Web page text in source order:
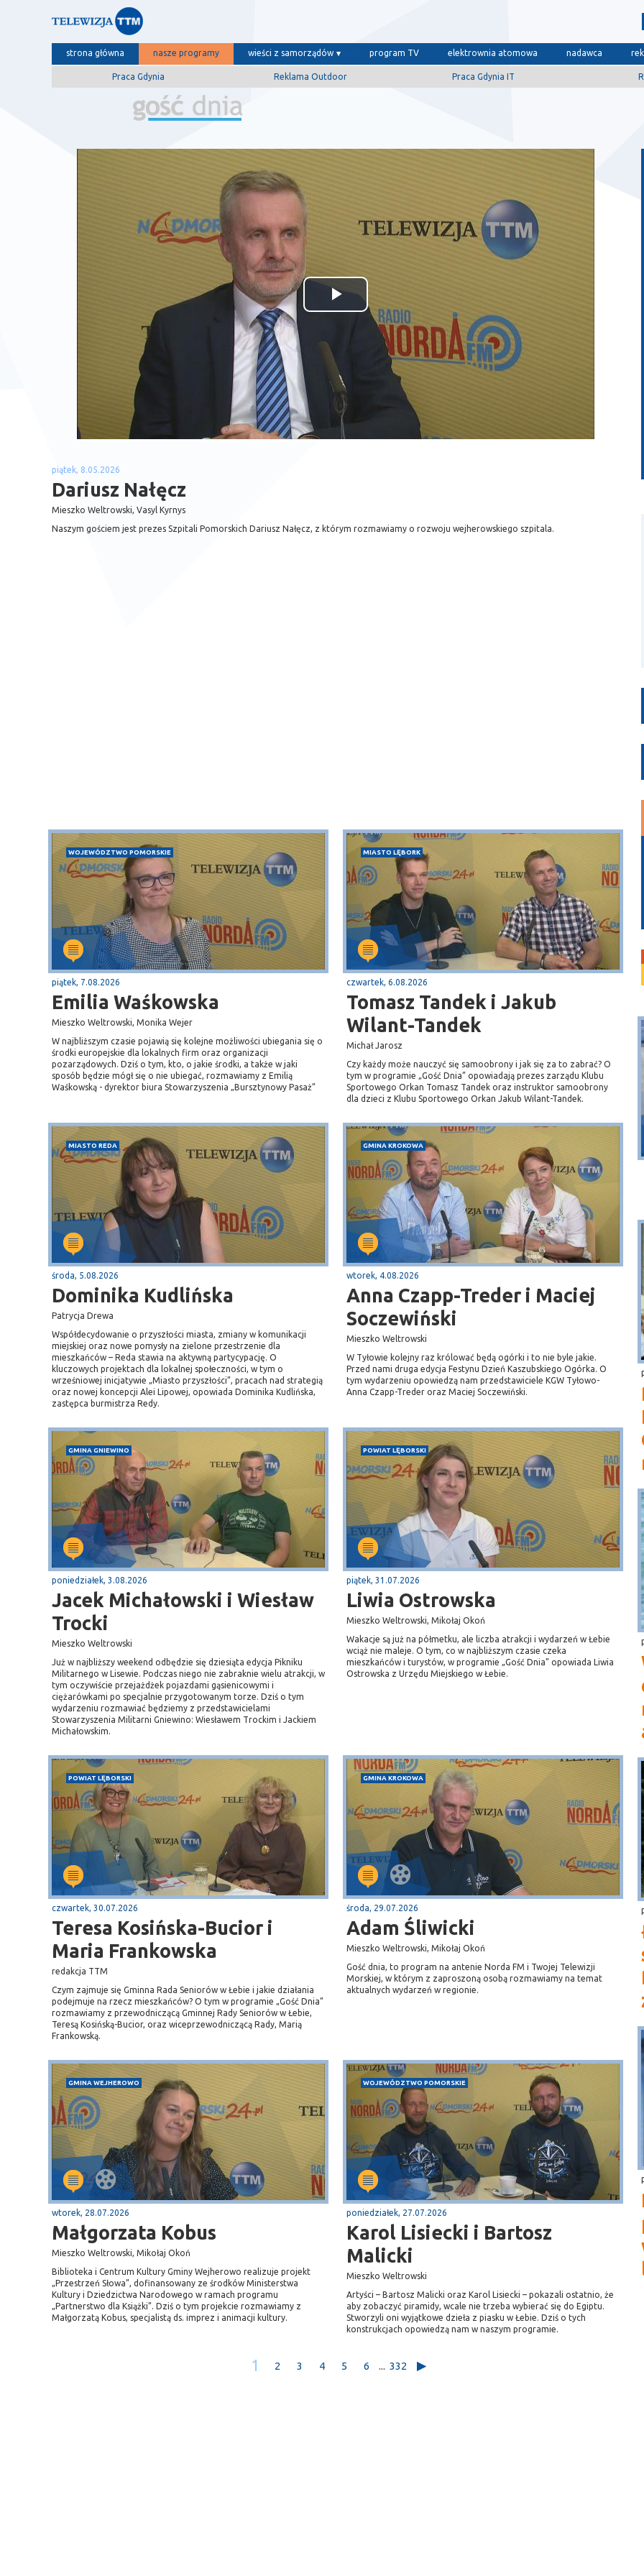
strona główna nasze programy wieści z samorządów program TV elektrownia atomowa nadawca
Praca Gdynia Reklama Outdoor Praca Gdynia IT
Odtwórz
wideo
piątek, 8.05.2026
Dariusz Nałęcz
Mieszko Weltrowski, Vasyl Kyrnys
Naszym gościem jest prezes Szpitali Pomorskich Dariusz Nałęcz, z którym rozmawiamy o rozwoju wejherowskiego szpitala.
WOJEWÓDZTWO POMORSKIE
piątek, 7.08.2026
Emilia Waśkowska
Mieszko Weltrowski, Monika Wejer
W najbliższym czasie pojawią się kolejne możliwości ubiegania się o
środki europejskie dla lokalnych firm oraz organizacji
pozarządowych. Dziś o tym, kto, o jakie środki, a także w jaki
sposób będzie mógł się o nie ubiegać, rozmawiamy z Emilią
Waśkowską - dyrektor biura Stowarzyszenia „Bursztynowy Pasaż”
MIASTO LĘBORK
czwartek, 6.08.2026
Tomasz Tandek i Jakub
Wilant-Tandek
Michał Jarosz
Czy każdy może nauczyć się samoobrony i jak się za to zabrać? O
tym w programie „Gość Dnia” opowiadają prezes zarządu Klubu
Sportowego Orkan Tomasz Tandek oraz instruktor samoobrony
dla dzieci z Klubu Sportowego Orkan Jakub Wilant-Tandek.
MIASTO REDA
środa, 5.08.2026
Dominika Kudlińska
Patrycja Drewa
Współdecydowanie o przyszłości miasta, zmiany w komunikacji
miejskiej oraz nowe pomysły na zielone przestrzenie dla
mieszkańców – Reda stawia na aktywną partycypację. O
kluczowych projektach dla lokalnej społeczności, w tym o
wrześniowej inicjatywie „Miasto przyszłości”, pracach nad strategią
oraz nowej koncepcji Alei Lipowej, opowiada Dominika Kudlińska,
zastępca burmistrza Redy.
GMINA KROKOWA
wtorek, 4.08.2026
Anna Czapp-Treder i Maciej
Soczewiński
Mieszko Weltrowski
W Tyłowie kolejny raz królować będą ogórki i to nie byle jakie.
Przed nami druga edycja Festynu Dzień Kaszubskiego Ogórka. O
tym wydarzeniu opowiedzą nam przedstawiciele KGW Tyłowo-
Anna Czapp-Treder oraz Maciej Soczewiński.
GMINA GNIEWINO
poniedziałek, 3.08.2026
Jacek Michałowski i Wiesław
Trocki
Mieszko Weltrowski
Już w najbliższy weekend odbędzie się dziesiąta edycja Pikniku
Militarnego w Lisewie. Podczas niego nie zabraknie wielu atrakcji, w
tym oczywiście przejażdżek pojazdami gąsienicowymi i
ciężarówkami po specjalnie przygotowanym torze. Dziś o tym
wydarzeniu rozmawiać będziemy z przedstawicielami
Stowarzyszenia Militarni Gniewino: Wiesławem Trockim i Jackiem
Michałowskim.
POWIAT LĘBORSKI
piątek, 31.07.2026
Liwia Ostrowska
Mieszko Weltrowski, Mikołaj Okoń
Wakacje są już na półmetku, ale liczba atrakcji i wydarzeń w Łebie
wciąż nie maleje. O tym, co w najbliższym czasie czeka
mieszkańców i turystów, w programie „Gość Dnia” opowiada Liwia
Ostrowska z Urzędu Miejskiego w Łebie.
POWIAT LĘBORSKI
czwartek, 30.07.2026
Teresa Kosińska-Bucior i
Maria Frankowska
redakcja TTM
Czym zajmuje się Gminna Rada Seniorów w Łebie i jakie działania
podejmuje na rzecz mieszkańców? O tym w programie „Gość Dnia”
rozmawiamy z przewodniczącą Gminnej Rady Seniorów w Łebie,
Teresą Kosińską-Bucior, oraz wiceprzewodniczącą Rady, Marią
Frankowską.
GMINA KROKOWA
środa, 29.07.2026
Adam Śliwicki
Mieszko Weltrowski, Mikołaj Okoń
Gość dnia, to program na antenie Norda FM i Twojej Telewizji
Morskiej, w którym z zaproszoną osobą rozmawiamy na temat
aktualnych wydarzeń w regionie.
GMINA WEJHEROWO
wtorek, 28.07.2026
Małgorzata Kobus
Mieszko Weltrowski, Mikołaj Okoń
Biblioteka i Centrum Kultury Gminy Wejherowo realizuje projekt
„Przestrzeń Słowa”, dofinansowany ze środków Ministerstwa
Kultury i Dziedzictwa Narodowego w ramach programu
„Partnerstwo dla Książki”. Dziś o tym projekcie rozmawiamy z
Małgorzatą Kobus, specjalistą ds. imprez i animacji kultury.
WOJEWÓDZTWO POMORSKIE
poniedziałek, 27.07.2026
Karol Lisiecki i Bartosz
Malicki
Mieszko Weltrowski
Artyści – Bartosz Malicki oraz Karol Lisiecki – pokazali ostatnio, że
aby zobaczyć piramidy, wcale nie trzeba wybierać się do Egiptu.
Stworzyli oni wyjątkowe dzieła z piasku w Łebie. Dziś o tych
konstrukcjach opowiedzą nam w naszym programie.
1 2 3 4 5 6 ... 332
Puck
Przystań, molo
Dębki
plaża